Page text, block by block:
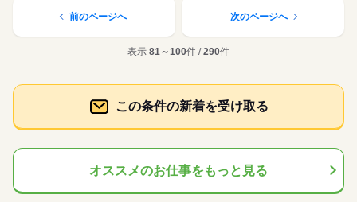
前のページへ 次のページへ
表示 81～100件 /290件
この条件の新着を受け取る
オススメのお仕事をもっと見る